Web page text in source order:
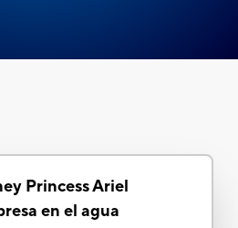
Princess Ariel
en el agua